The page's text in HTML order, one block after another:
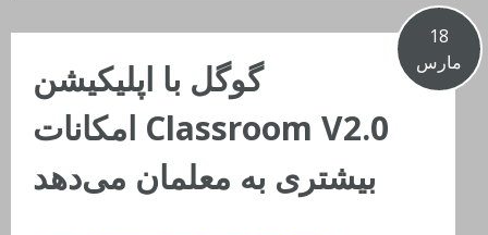
18
مارس
گوگل با اپلیکیشن
Classroom V2.0 امکانات
بیشتری به معلمان می‌دهد